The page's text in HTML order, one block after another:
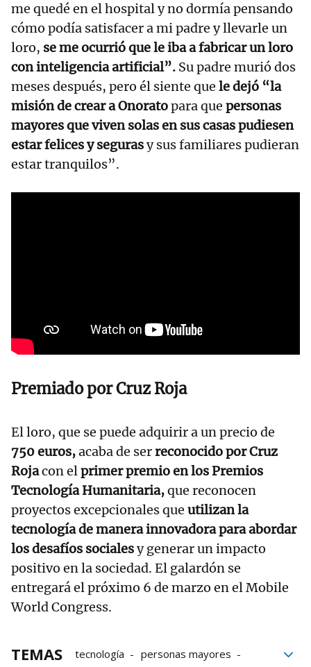
me quedé en el hospital y no dormía pensando
cómo podía satisfacer a mi padre y llevarle un
loro, se me ocurrió que le iba a fabricar un loro
con inteligencia artificial”. Su padre murió dos
meses después, pero él siente que le dejó “la
misión de crear a Onoratopara que personas
mayores que viven solas en sus casas pudiesen
estar felices y segurasy sus familiares pudieran
estar tranquilos”.
Premiado por Cruz Roja
El loro, que se puede adquirir a un precio de
750 euros,acaba de serreconocido por Cruz
Rojacon elprimer premio en los Premios
Tecnología Humanitaria,que reconocen
proyectos excepcionales que utilizan la
tecnología de manera innovadora para abordar
los desafíos socialesy generar un impacto
positivo en la sociedad. El galardón se
entregará el próximo 6 de marzo en el Mobile
World Congress.
TEMAS tecnología
personas mayores